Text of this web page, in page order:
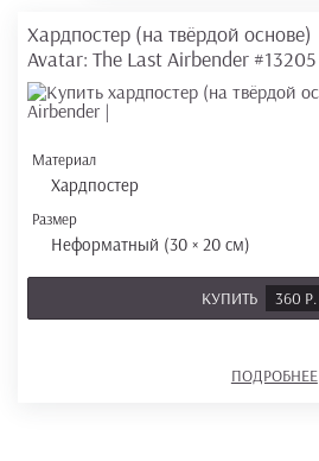
Хардпостер (на твёрдой основе)
Avatar: The Last Airbender #13205
Материал
Хардпостер
Размер
Неформатный (30 × 20 см)
КУПИТЬ 360 Р.
ПОДРОБНЕЕ